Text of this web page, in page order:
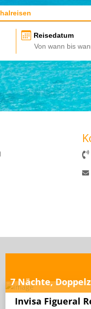
Reisedatum
7 Nächte,
Invisa Figueral